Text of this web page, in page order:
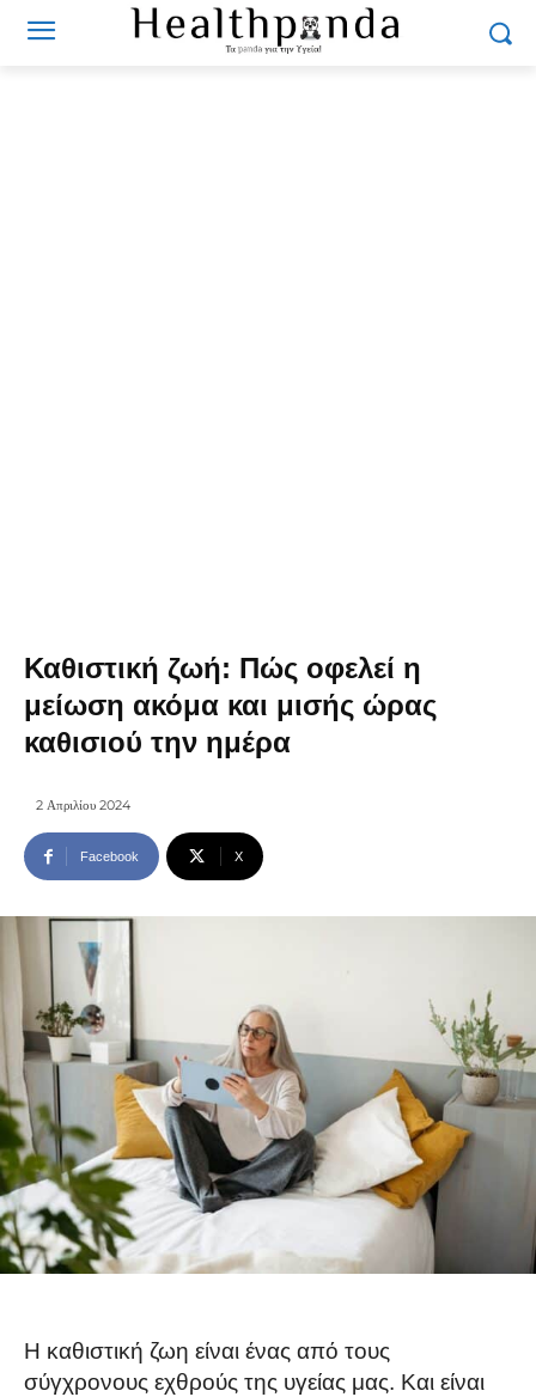
Καθιστική ζωή: Πώς οφελεί η
μείωση ακόμα και μισής ώρας
καθισιού την ημέρα
2 Απριλίου 2024
Facebook X
Η καθιστική ζωη είναι ένας από τους
σύγχρονους εχθρούς της υγείας μας. Και είναι